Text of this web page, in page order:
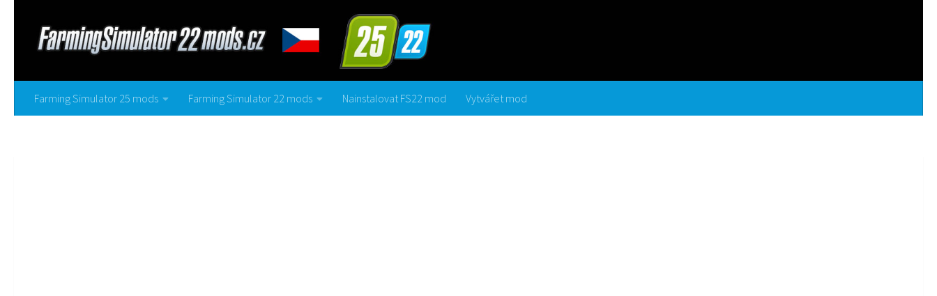
Farming Simulator 25 mods Farming Simulator 22 mods Nainstalovat FS22 mod Vytvářet mod